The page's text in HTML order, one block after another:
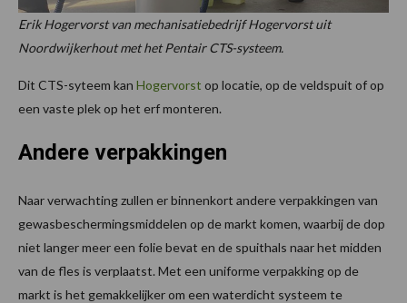
Erik Hogervorst van mechanisatiebedrijf Hogervorst uit
Noordwijkerhout met het Pentair CTS-systeem.
Dit CTS-syteem kan Hogervorst op locatie, op de veldspuit of op
een vaste plek op het erf monteren.
Andere verpakkingen
Naar verwachting zullen er binnenkort andere verpakkingen van
gewasbeschermingsmiddelen op de markt komen, waarbij de dop
niet langer meer een folie bevat en de spuithals naar het midden
van de fles is verplaatst. Met een uniforme verpakking op de
markt is het gemakkelijker om een waterdicht systeem te